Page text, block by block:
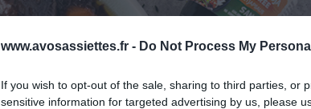
www.avosassiettes.fr - Do Not Process My
If you wish to opt-out of the sale, sharing to third parties, or
sensitive information for targeted advertising by us, please